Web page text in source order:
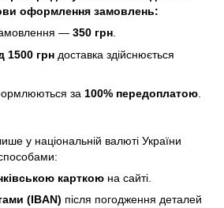
оформлення замовлень:
— 350 грн
1500 грн доставка здійснюється
за 100% передоплатою
у національній валюті України
карткою на сайті.
(IBAN) після погодження деталей